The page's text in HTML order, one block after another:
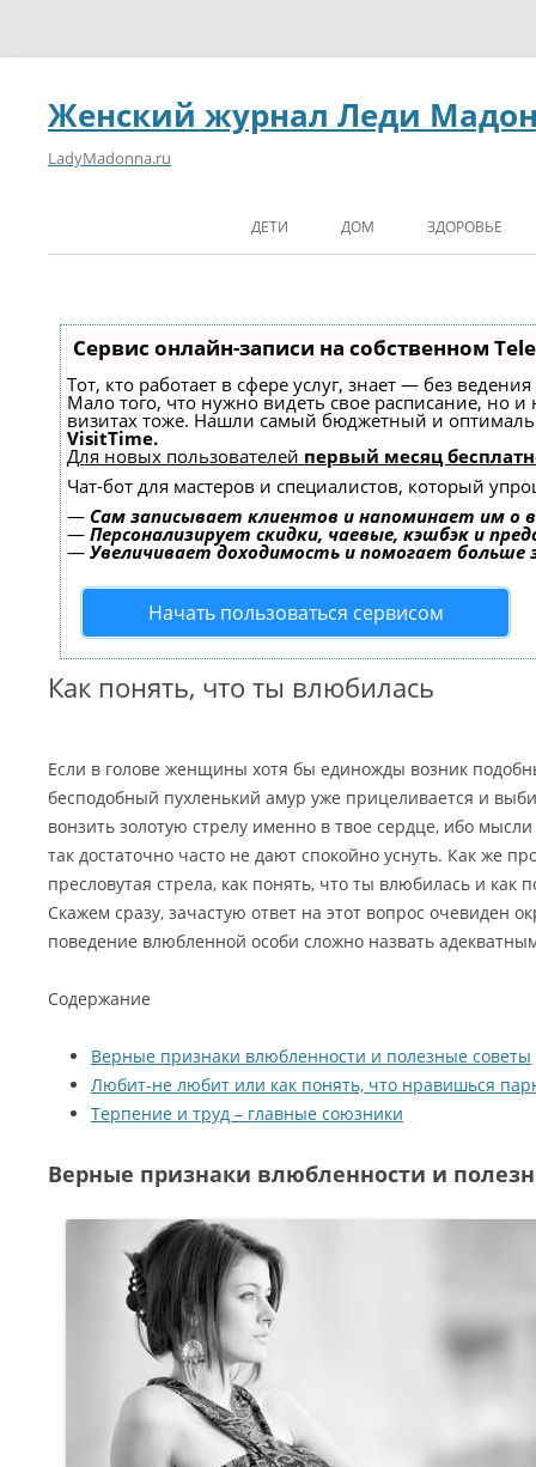
Женский журнал Леди
LadyMadonna.ru
ДЕТИ ДОМ ЗДОРОВЬЕ
Сервис онлайн-записи на собственном
Тот, кто работает в сфере услуг, знает — без
Мало того, что нужно видеть свое расписание, но
визитах тоже. Нашли самый бюджетный и
VisitTime.
Для новых пользователей первый месяц
Чат-бот для мастеров и специалистов, который
— Сам записывает клиентов и напоминает им о
— Персонализирует скидки, чаевые, кэшбэк и
— Увеличивает доходимость и помогает
Начать пользоваться сервисом
Как понять, что ты влюбилась
Если в голове женщины хотя бы единожды возник
бесподобный пухленький амур уже прицеливается и
вонзить золотую стрелу именно в твое сердце, ибо
так достаточно часто не дают спокойно уснуть. Как же
пресловутая стрела, как понять, что ты влюбилась и как
Скажем сразу, зачастую ответ на этот вопрос очевиден
поведение влюбленной особи сложно назвать
Содержание
Верные признаки влюбленности и полезные советы
Любит-не любит или как понять, что нравишься
Терпение и труд – главные союзники
Верные признаки влюбленности и